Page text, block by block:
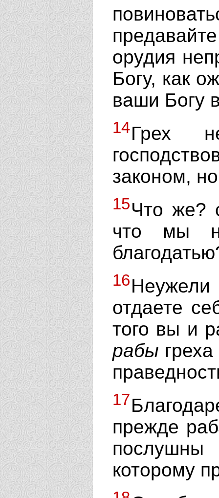
орудия
Богу, как
ваши Богу
14Грех
законом,
15Что же?
что мы
16Неужели
отдаете
того вы и
рабы
17
прежде
которому